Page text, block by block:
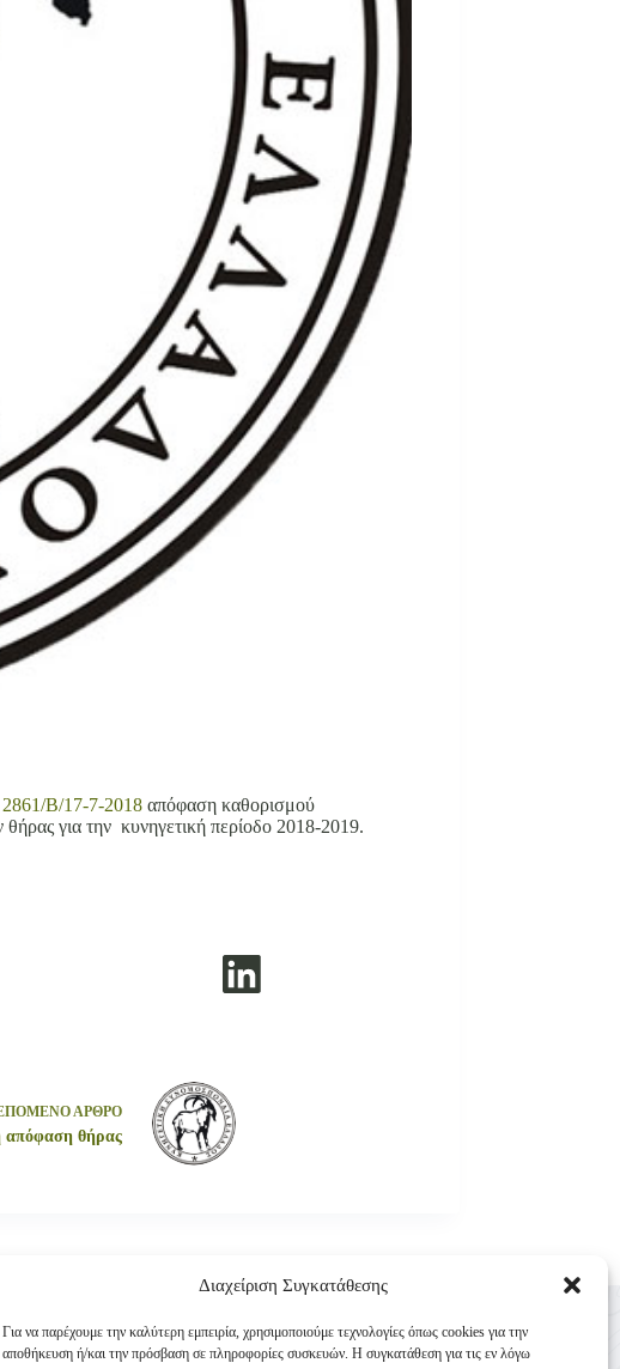
Διαχείριση Συγκατάθεσης
Για να παρέχουμε την καλύτερη εμπειρία, χρησιμοποιούμε τεχνολογίες όπως cookies για την
αποθήκευση ή/και την πρόσβαση σε πληροφορίες συσκευών. Η συγκατάθεση για τις εν λόγω
2861/B/17-7-2018 απόφαση καθορισμού
για την κυνηγετική περίοδο 2018-2019.
ΑΡΘΡΟ
απόφαση θήρας
Επικοινωνία
Κυνηγετική Συνομοσπονδία Ελλάδος